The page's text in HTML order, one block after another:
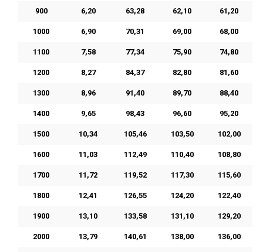
900 6,20 63,28 62,10 61,20
1000 6,90 70,31 69,00 68,00
1100 7,58 77,34 75,90 74,80
1200 8,27 84,37 82,80 81,60
1300 8,96 91,40 89,70 88,40
1400 9,65 98,43 96,60 95,20
1500 10,34 105,46 103,50 102,00
1600 11,03 112,49 110,40 108,80
1700 11,72 119,52 117,30 115,60
1800 12,41 126,55 124,20 122,40
1900 13,10 133,58 131,10 129,20
2000 13,79 140,61 138,00 136,00